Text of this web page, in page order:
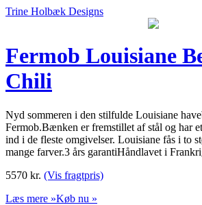
Trine Holbæk Designs
Fermob Louisiane
Chili
Nyd sommeren i den stilfulde Louisiane
Fermob.Bænken er fremstillet af stål og har
ind i de fleste omgivelser. Louisiane fås i to
mange farver.3 års garantiHåndlavet i
5570 kr. (Vis fragtpris)
Læs mere »Køb nu »